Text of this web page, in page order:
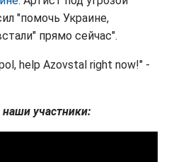
"помочь Украине,
прямо сейчас".
help Azovstal right now!" -
участники: